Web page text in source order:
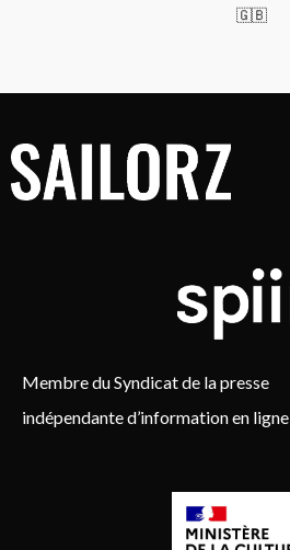
🇬🇧
Membre du Syndicat de la presse
indépendante d’information en ligne